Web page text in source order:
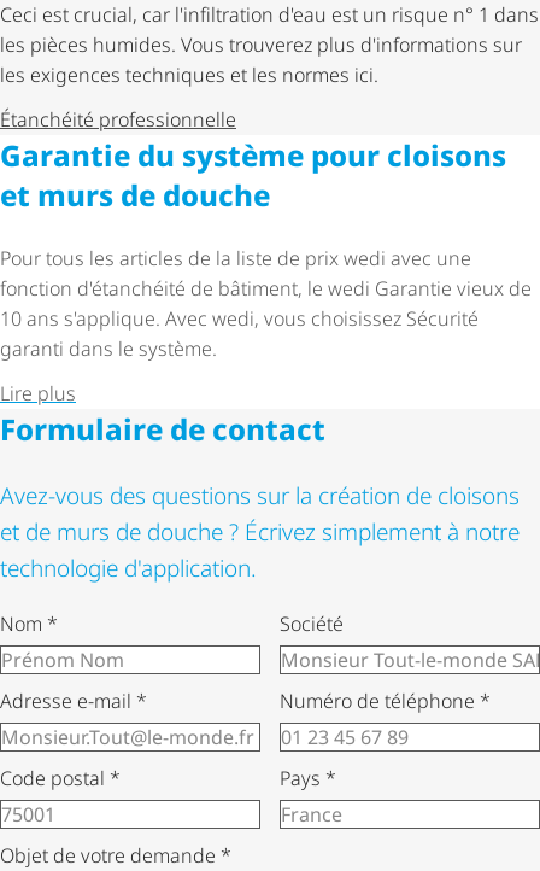
Ceci est crucial, car l'infiltration d'eau est un risque n° 1 dans
les pièces humides. Vous trouverez plus d'informations sur
les exigences techniques et les normes ici.
Étanchéité profes­sion­nelle
Garantie du système pour cloisons
et murs de douche
Pour tous les articles de la liste de prix wedi avec une
fonction d'étanchéité de bâtiment, le wedi Garantie vieux de
10 ans s'applique. Avec wedi, vous choisissez Sécurité
garanti dans le système.
Lire plus
Formulaire de contact
Avez-vous des questions sur la création de cloisons
et de murs de douche ? Écrivez simplement à notre
technologie d'application.
Nom * Société
Adresse e-mail * Numéro de téléphone *
Code postal * Pays *
Objet de votre demande *